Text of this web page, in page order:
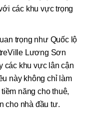
các khu vực trọng
trọng như Quốc lộ
Lương Sơn
các khu vực lân cận
này không chỉ làm
năng cho thuê,
cho nhà đầu tư.